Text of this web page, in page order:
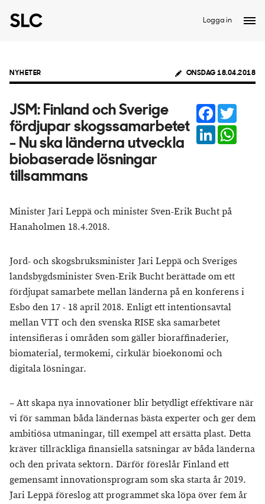
Logga in
NYHETER ONSDAG 18.04.2018
JSM: Finland och Sverige
fördjupar skogssamarbetet
- Nu ska länderna utveckla
biobaserade lösningar
tillsammans
Facebook
LinkedIn
Minister Jari Leppä och minister Sven-Erik Bucht på
Hanaholmen 18.4.2018.
Jord- och skogsbruksminister Jari Leppä och Sveriges
landsbygdsminister Sven-Erik Bucht berättade om ett
fördjupat samarbete mellan länderna på en konferens i
Esbo den 17 - 18 april 2018. Enligt ett intentionsavtal
mellan VTT och den svenska RISE ska samarbetet
intensifieras i områden som gäller bioraffinaderier,
biomaterial, termokemi, cirkulär bioekonomi och
digitala lösningar.
– Att skapa nya innovationer blir betydligt effektivare när
vi för samman båda ländernas bästa experter och ger dem
ambitiösa utmaningar, till exempel att ersätta plast. Detta
kräver tillräckliga finansiella satsningar av båda länderna
och den privata sektorn. Därför föreslår Finland ett
gemensamt innovationsprogram som ska starta år 2019.
Jari Leppä föreslog att programmet ska löpa över fem år